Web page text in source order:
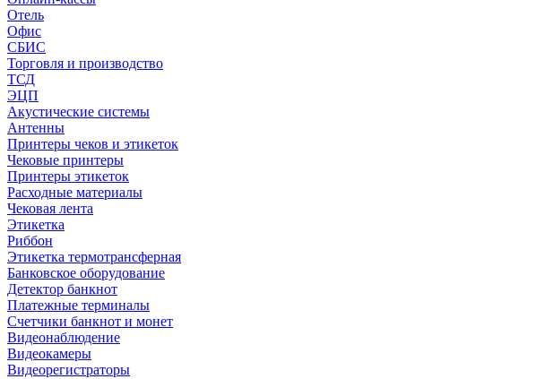
Отель
Офис
СБИС
Торговля и производство
ТСД
ЭЦП
Акустические системы
Антенны
Принтеры чеков и этикеток
Чековые принтеры
Принтеры этикеток
Расходные материалы
Чековая лента
Этикетка
Риббон
Этикетка термотрансферная
Банковское оборудование
Детектор банкнот
Платежные терминалы
Счетчики банкнот и монет
Видеонаблюдение
Видеокамеры
Видеорегистраторы